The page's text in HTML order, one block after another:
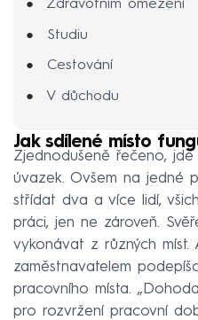
Zdravotním omezení
Studiu
Cestování
V důchodu
Jak sdílené místo
Zjednodušeně řečeno,
úvazek. Ovšem na jedné
střídat dva a více lidí,
práci, jen ne zároveň.
vykonávat z různých míst.
zaměstnavatelem
pracovního místa.
pro rozvržení pracovní